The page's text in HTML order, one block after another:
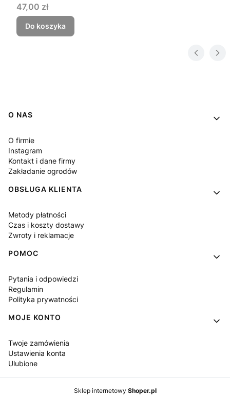
Cena
47,00 zł
Do koszyka
Linki w stopce
O NAS
O firmie
Instagram
Kontakt i dane firmy
Zakładanie ogrodów
OBSŁUGA KLIENTA
Metody płatności
Czas i koszty dostawy
Zwroty i reklamacje
POMOC
Pytania i odpowiedzi
Regulamin
Polityka prywatności
MOJE KONTO
Twoje zamówienia
Ustawienia konta
Ulubione
Sklep internetowy Shoper.pl